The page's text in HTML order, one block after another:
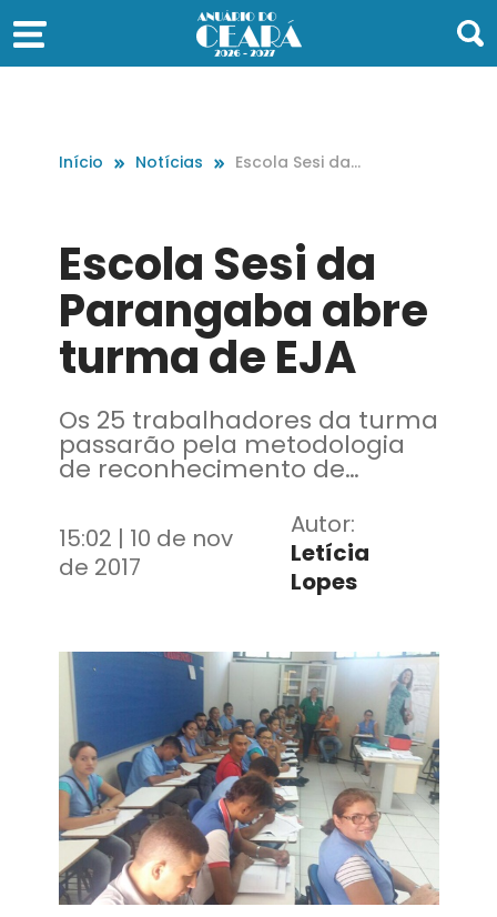
Início Notícias
Escola Sesi da
Escola Sesi da
Parangaba abre
turma de EJA
Os 25 trabalhadores da turma
passarão pela metodologia
de reconhecimento de
15:02 | 10 de nov
de 2017
Autor:
Letícia
Lopes